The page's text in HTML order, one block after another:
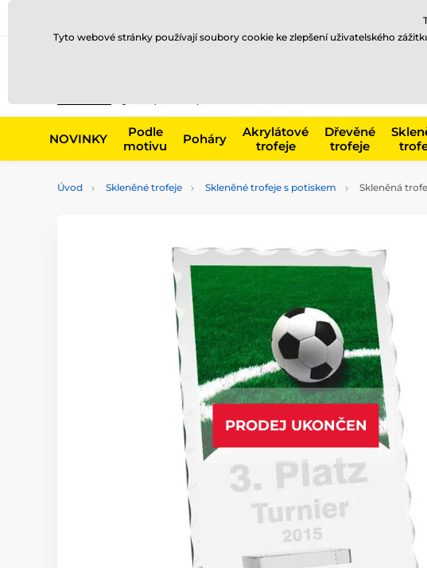
NOVINKY
Podle
motivu
Poháry
Akrylátové
trofeje
Dřevěné
trofeje
Úvod Skleněné trofeje Skleněné trofeje s potiskem Skleněná
PRODEJ UKONČEN
Tyto webové stránky používají soubory cookie ke zlepšení uživatelského